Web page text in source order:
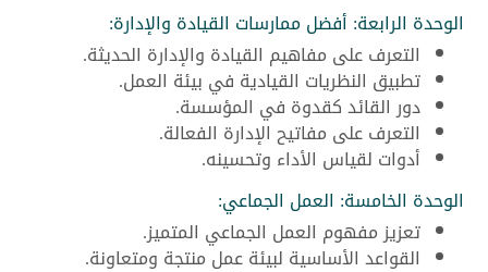
الوحدة الرابعة: أفضل ممارسات القيادة والإدارة:
التعرف على مفاهيم القيادة والإدارة الحديثة.
تطبيق النظريات القيادية في بيئة العمل.
دور القائد كقدوة في المؤسسة.
التعرف على مفاتيح الإدارة الفعالة.
أدوات لقياس الأداء وتحسينه.
الوحدة الخامسة: العمل الجماعي:
تعزيز مفهوم العمل الجماعي المتميز.
القواعد الأساسية لبيئة عمل منتجة ومتعاونة.